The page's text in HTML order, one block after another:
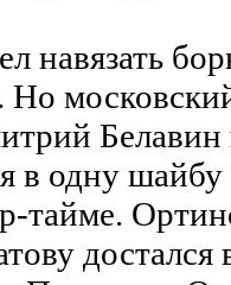
навязать
Белавин
в одну
тайме.